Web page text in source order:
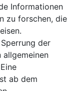
Informationen
zu forschen, die
der
allgemeinen
ab dem